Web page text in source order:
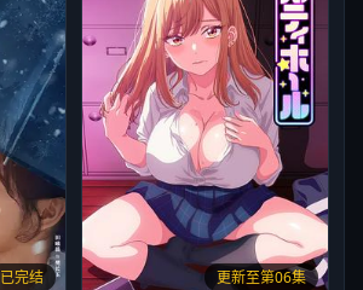
已完结 更新至第06集